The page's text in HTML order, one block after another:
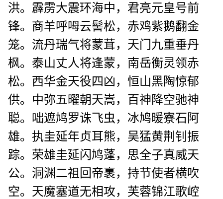
洪。霹雳大震环海中，君亮元皇号前
锋。商羊呼呣云髻松，赤鸡紫鹅翻金
笼。流丹瑞气将蒙茸，天门九重垂丹
枫。泰山丈人将逢蒙，南岳衡灵领赤
松。西华金天役四凶，恒山黑陶惊郁
供。中弥五曜朝天嵩，百神降空驰神
聪。咄遮鸠罗诛飞虫，冰鸠暖寮石阿
雄。执圭延年贞耳熊，吴猛黄荆钊振
踪。荣雄圭延闪鸠蓬，思全子真威天
公。洞渊二祖回帝裹，持节使者横吹
空。天魔塞道无相攻，芙蓉锦江歌崆